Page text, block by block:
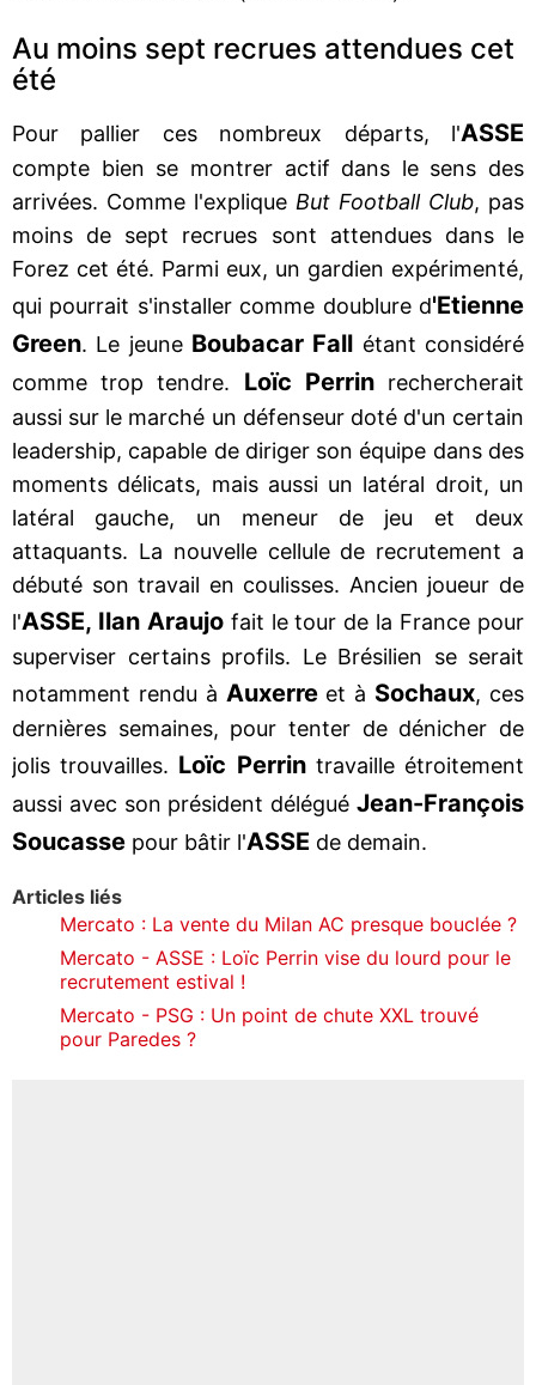
Au moins sept recrues attendues cet
été
Pour pallier ces nombreux départs, l'ASSE
compte bien se montrer actif dans le sens des
arrivées. Comme l'explique But Football Club, pas
moins de sept recrues sont attendues dans le
Forez cet été. Parmi eux, un gardien expérimenté,
qui pourrait s'installer comme doublure d'Etienne
Green. Le jeuneBoubacar Fall étant considéré
comme trop tendre. Loïc Perrinrechercherait
aussi sur le marché un défenseur doté d'un certain
leadership, capable de diriger son équipe dans des
moments délicats, mais aussi un latéral droit, un
latéral gauche, un meneur de jeu et deux
attaquants. La nouvelle cellule de recrutement a
débuté son travail en coulisses. Ancien joueur de
l'ASSE, Ilan Araujofait le tour de la France pour
superviser certains profils. Le Brésilien se serait
notamment rendu à Auxerreet à Sochaux, ces
dernières semaines, pour tenter de dénicher de
jolis trouvailles. Loïc Perrintravaille étroitement
aussi avec son président délégué Jean-François
Soucasse pour bâtir l'ASSE de demain.
Articles liés
Mercato : La vente du Milan AC presque bouclée ?
Mercato - ASSE : Loïc Perrin vise du lourd pour le
recrutement estival !
Mercato - PSG : Un point de chute XXL trouvé
pour Paredes ?